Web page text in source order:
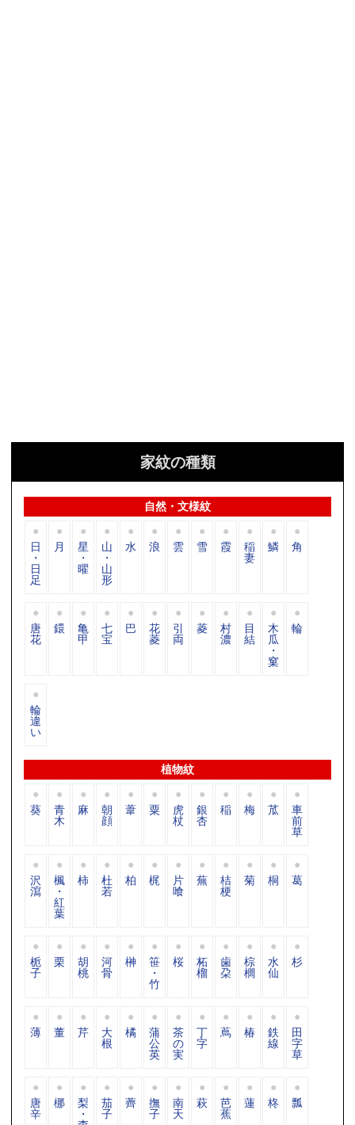
家紋の種類
自然・文様紋
日
・
日
足
月 星
・
曜
山
・
山
形
水 浪 雲 雪 霞 稲
妻
鱗 角
唐
花
鐶 亀
甲
七
宝
巴 花
菱
引
両
菱 村
濃
目
結
木
瓜
・
窠
輪
輪
違
い
植物紋
葵 青
木
麻 朝
顔
葦 粟 虎
杖
銀
杏
稲 梅 苽 車
前
草
沢
瀉
楓
・
紅
葉
柿 杜
若
柏 梶 片
喰
蕪 桔
梗
菊 桐 葛
栀
子
栗 胡
桃
河
骨
榊 笹
・
竹
桜 柘
榴
歯
朶
棕
櫚
水
仙
杉
薄 董 芹 大
根
橘 蒲
公
英
茶
の
実
丁
字
蔦 椿 鉄
線
田
字
草
唐
辛
梛 梨
・
茄
子
薺 撫
子
南
天
萩 芭
蕉
蓮 柊 瓢